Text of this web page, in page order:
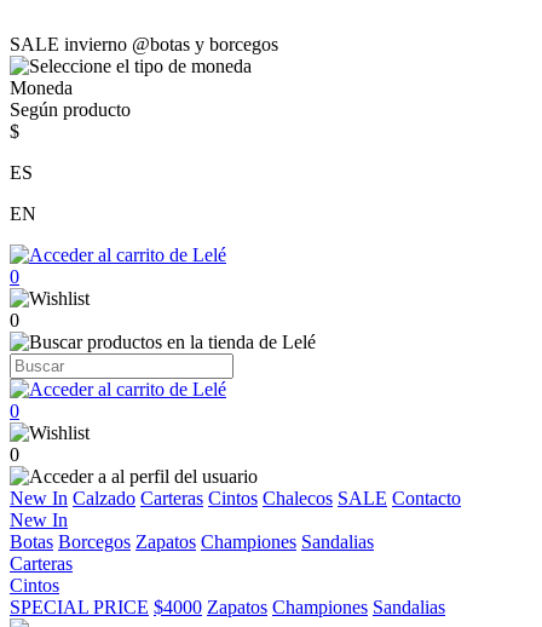
SALE invierno @botas y borcegos
Moneda
Según producto
$
ES
EN
0
0
0
0
New In Calzado Carteras Cintos Chalecos SALE Contacto
New In
Botas Borcegos Zapatos Championes Sandalias
Carteras
Cintos
SPECIAL PRICE $4000 Zapatos Championes Sandalias